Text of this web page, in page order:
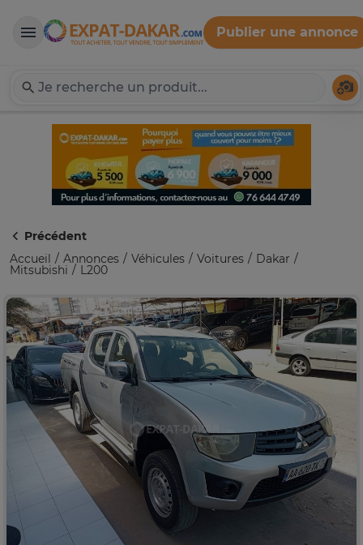
Expat-Dakar
Publier une annonce
Précédent
Accueil
Annonces Véhicules Voitures Dakar
Mitsubishi L200